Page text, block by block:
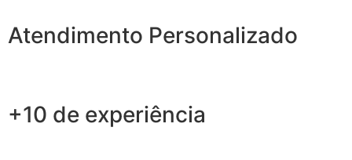
Atendimento Personalizado
+10 de experiência